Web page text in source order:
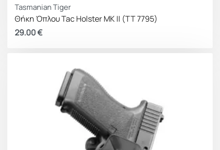
Tasmanian Tiger
Θήκη Όπλου Tac Holster MK II (TT 7795)
29.00€